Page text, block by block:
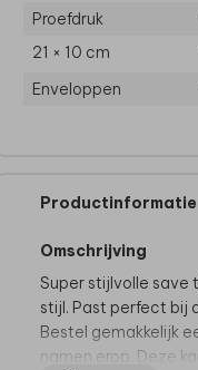
Proefdruk
21 × 10 cm
Enveloppen
Productinformatie
Omschrijving
Super stijlvolle save
stijl. Past perfect bij
Bestel gemakkelijk
namen erop. Deze